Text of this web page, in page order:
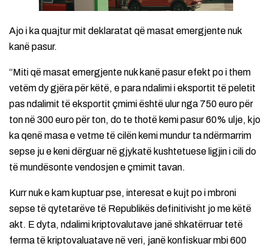
Ajo i ka quajtur mit deklaratat që masat emergjente nuk
kanë pasur.
“Miti që masat emergjente nuk kanë pasur efekt po i them
vetëm dy gjëra për këtë, e para ndalimi i eksportit të peletit
pas ndalimit të eksportit çmimi është ulur nga 750 euro për
ton në 300 euro për ton, do te thotë kemi pasur 60% ulje, kjo
ka qenë masa e vetme të cilën kemi mundur ta ndërmarrim
sepse ju e keni dërguar në gjykatë kushtetuese ligjin i cili do
të mundësonte vendosjen e çmimit tavan.
Kurr nuk e kam kuptuar pse, interesat e kujt po i mbroni
sepse të qytetarëve të Republikës definitivisht jo me këtë
akt. E dyta, ndalimi kriptovalutave janë shkatërruar tetë
ferma të kriptovaluatave në veri, janë konfiskuar mbi 600